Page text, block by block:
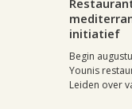
initiatief
Begin
Younis
Leiden over